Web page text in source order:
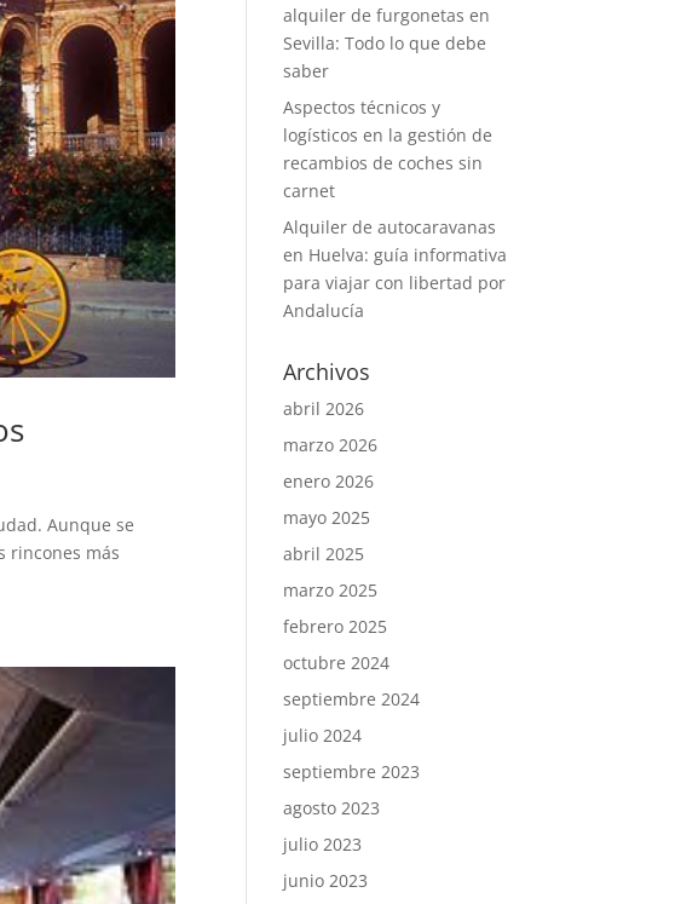
Aunque se
rincones más
alquiler de furgonetas en
Sevilla: Todo lo que debe
saber
Aspectos técnicos y
logísticos en la gestión de
recambios de coches sin
carnet
Alquiler de autocaravanas
en Huelva: guía informativa
para viajar con libertad por
Andalucía
Archivos
abril 2026
marzo 2026
enero 2026
mayo 2025
abril 2025
marzo 2025
febrero 2025
octubre 2024
septiembre 2024
julio 2024
septiembre 2023
agosto 2023
julio 2023
junio 2023